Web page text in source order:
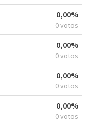
0,00%
0 votos
0,00%
0 votos
0,00%
0 votos
0,00%
0 votos